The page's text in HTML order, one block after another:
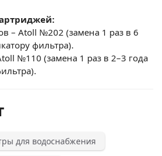
– Atoll №202 (замена 1 раз в 6
фильтра).
№110 (замена 1 раз в 2–3 года
для водоснабжения